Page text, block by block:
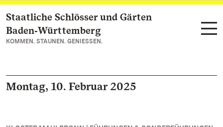
Zum Hauptinhalt springen
Staatliche Schlösser und Gärten
Baden‑Württemberg
KOMMEN. STAUNEN. GENIESSEN.
Montag, 10. Februar 2025